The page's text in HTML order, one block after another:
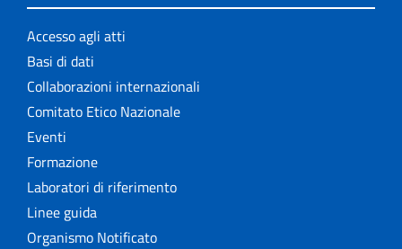
Accesso agli atti
Basi di dati
Collaborazioni internazionali
Comitato Etico Nazionale
Eventi
Formazione
Laboratori di riferimento
Linee guida
Organismo Notificato